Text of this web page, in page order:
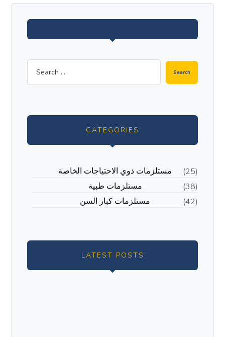
CATEGORIES
مستلزمات ذوي الاحتياجات الخاصة
(25)
مستلزمات طبية
(38)
مستلزمات كبار السن
(42)
LATEST POSTS